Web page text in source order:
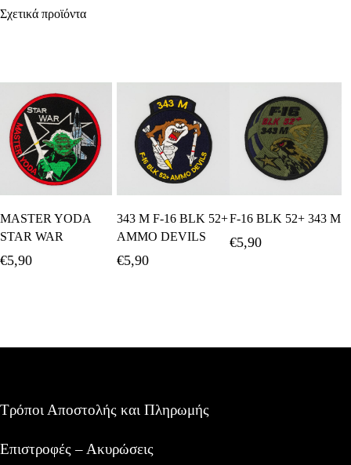
Σχετικά προϊόντα
Καλάθι
MASTER YODA
STAR WAR
€5,90
Καλάθι
343 Μ F-16 BLK 52+
AMMO DEVILS
€5,90
F-16 BLK 52+ 343 Μ
€5,90
Τρόποι Αποστολής και Πληρωμής
Επιστροφές – Ακυρώσεις